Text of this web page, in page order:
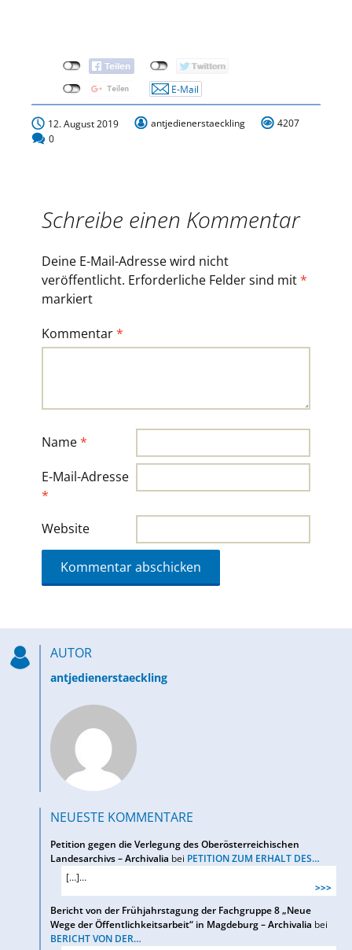
12. August 2019 antjedienerstaeckling
4207
0
Schreibe einen Kommentar
Deine E-Mail-Adresse wird nicht
veröffentlicht. Erforderliche Felder sind mit*
markiert
Kommentar*
Name*
E-Mail-Adresse
*
Website
AUTOR
antjedienerstaeckling
NEUESTE KOMMENTARE
Petition gegen die Verlegung des Oberösterreichischen
Landesarchivs – Archivalia bei PETITION ZUM ERHALT DES…
[…]…
>>>
Bericht von der Frühjahrstagung der Fachgruppe 8 „Neue
Wege der Öffentlichkeitsarbeit“ in Magdeburg – Archivalia bei
BERICHT VON DER…